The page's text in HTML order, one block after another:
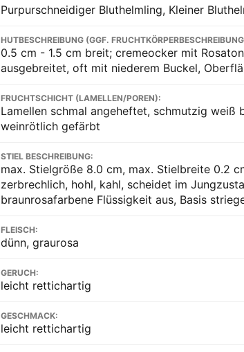
Purpurschneidiger Bluthelmling, Kleiner
HUTBESCHREIBUNG (GGF.
0.5 cm - 1.5 cm breit; cremeocker mit
ausgebreitet, oft mit niederem Buckel,
FRUCHTSCHICHT (LAMELLEN/POREN):
Lamellen schmal angeheftet, schmutzig
weinrötlich gefärbt
STIEL BESCHREIBUNG:
max. Stielgröße 8.0 cm, max. Stielbreite 0.2
zerbrechlich, hohl, kahl, scheidet im
braunrosafarbene Flüssigkeit aus, Basis
FLEISCH:
dünn, graurosa
GERUCH:
leicht rettichartig
GESCHMACK:
leicht rettichartig